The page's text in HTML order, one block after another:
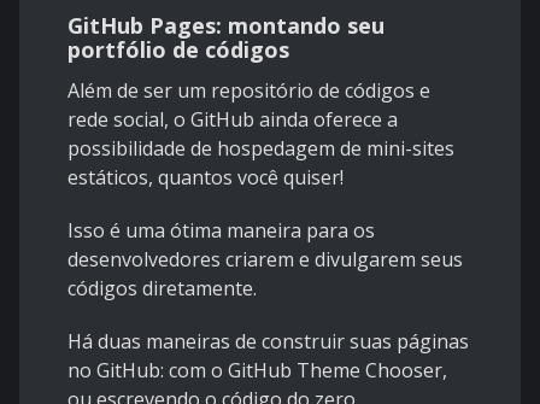
GitHub Pages: montando seu
portfólio de códigos
Além de ser um repositório de códigos e
rede social, o GitHub ainda oferece a
possibilidade de hospedagem de mini-sites
estáticos, quantos você quiser!
Isso é uma ótima maneira para os
desenvolvedores criarem e divulgarem seus
códigos diretamente.
Há duas maneiras de construir suas páginas
no GitHub: com o GitHub Theme Chooser,